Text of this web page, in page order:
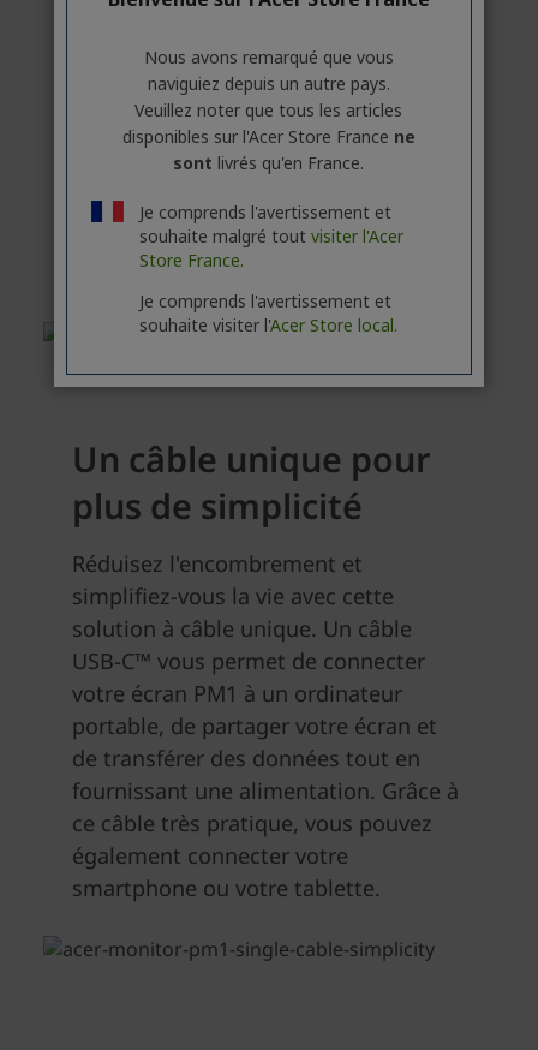
Nous avons remarqué que vous
naviguiez depuis un autre pays.
Veuillez noter que tous les articles
disponibles sur l'Acer Store France ne
sont livrés qu'en France.
Je comprends l'avertissement et
souhaite malgré tout visiter l'Acer
Store France.
Je comprends l'avertissement et
souhaite visiter l'Acer Store local.